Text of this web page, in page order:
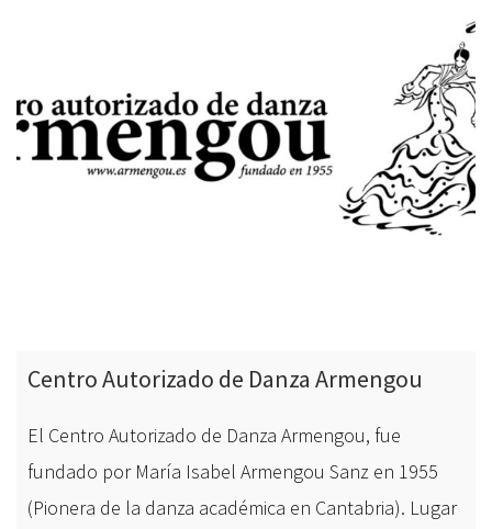
Centro Autorizado de Danza Armengou
El Centro Autorizado de Danza Armengou, fue
fundado por María Isabel Armengou Sanz en 1955
(Pionera de la danza académica en Cantabria). Lugar